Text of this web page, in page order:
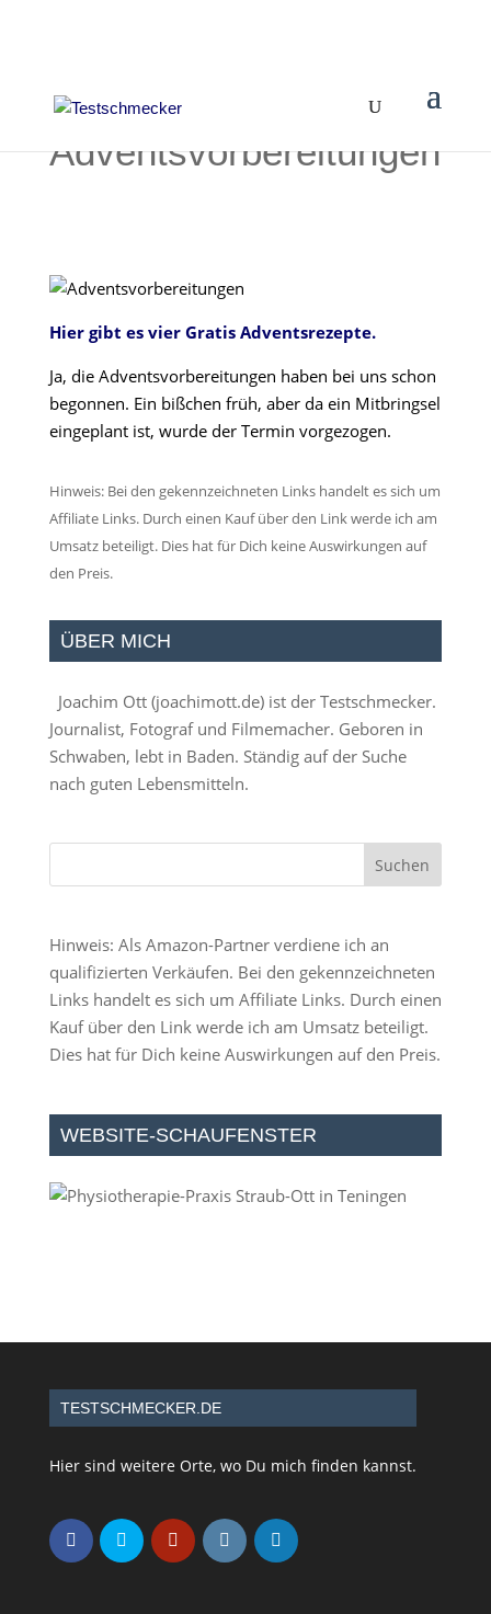
Adventsvorbereitungen
Hier gibt es vier Gratis Adventsrezepte.
Ja, die Adventsvorbereitungen haben bei uns schon
begonnen. Ein bißchen früh, aber da ein Mitbringsel
eingeplant ist, wurde der Termin vorgezogen.
Hinweis: Bei den gekennzeichneten Links handelt es sich um
Affiliate Links. Durch einen Kauf über den Link werde ich am
Umsatz beteiligt. Dies hat für Dich keine Auswirkungen auf
den Preis.
ÜBER MICH
Joachim Ott (joachimott.de) ist der Testschmecker.
Journalist, Fotograf und Filmemacher. Geboren in
Schwaben, lebt in Baden. Ständig auf der Suche
nach guten Lebensmitteln.
Hinweis: Als Amazon-Partner verdiene ich an
qualifizierten Verkäufen. Bei den gekennzeichneten
Links handelt es sich um Affiliate Links. Durch einen
Kauf über den Link werde ich am Umsatz beteiligt.
Dies hat für Dich keine Auswirkungen auf den Preis.
WEBSITE-SCHAUFENSTER
TESTSCHMECKER.DE
Hier sind weitere Orte, wo Du mich finden kannst.